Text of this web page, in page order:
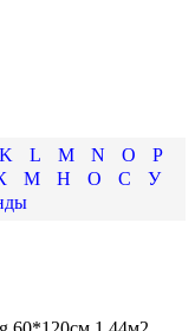
K L M N O
P
М Н О С
У